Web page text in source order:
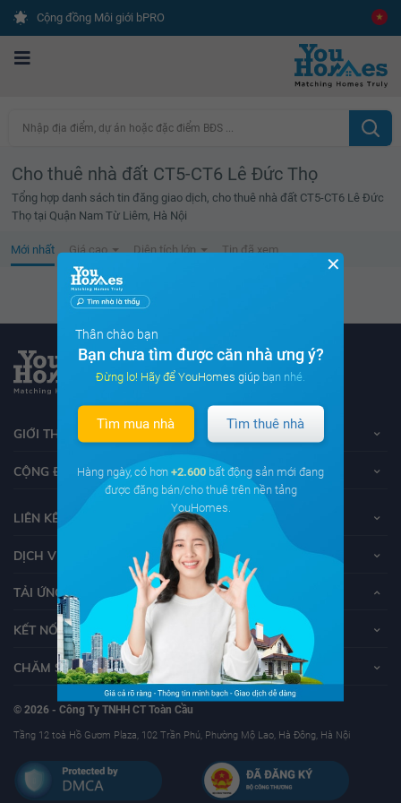
Cộng đồng Môi giới bPRO
Nhập địa điểm, dự án hoặc đặc điểm BĐS ...
Cho thuê nhà đất CT5-CT6 Lê Đức Thọ
Tổng hợp danh sách tin đăng giao dịch, cho thuê nhà đất CT5-CT6 Lê Đức
Thọ tại Quận Nam Từ Liêm, Hà Nội
Mới nhất Giá cao Diện tích lớn Tin đã xem
Không tìm thấy tin bất động sản nào
GIỚI THIỆU VỀ YOUHOMES
CỘNG ĐỒNG YOUHOMERS
LIÊN KẾT
DỊCH VỤ KHÁCH HÀNG
TẢI ỨNG DỤNG YOUHOMES
KẾT NỐI VỚI YOUHOMES
CHĂM SÓC KHÁCH HÀNG
© 2026 - Công Ty TNHH CT Toàn Cầu
Tầng 12 toà Hồ Gươm Plaza, 102 Trần Phú, Phường Mộ Lao, Hà Đông, Hà Nội
✕
Thân chào bạn
Bạn chưa tìm được căn nhà ưng ý?
Đừng lo! Hãy để YouHomes giúp bạn nhé.
Tìm mua nhà Tìm thuê nhà
Hàng ngày, có hơn +2.600 bất động sản mới đang
được đăng bán/cho thuê trên nền tảng
YouHomes.